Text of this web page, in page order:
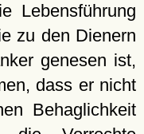
Lebensführung
zu den Dienern
genesen ist,
dass er nicht
Behaglichkeit